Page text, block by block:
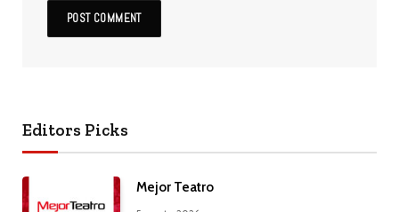
Editors Picks
Mejor Teatro